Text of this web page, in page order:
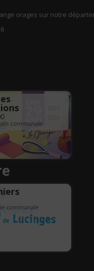
orages sur notre
communale
communale